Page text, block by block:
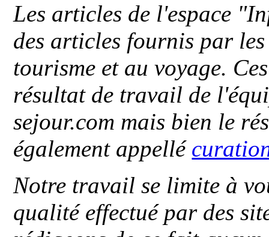
Les articles de l'espace
des articles fournis par
tourisme et au voyage.
résultat de travail de
sejour.com mais bien le
également appellé
Notre travail se limite à
qualité effectué par des